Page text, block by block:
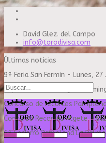
David Glez. del Campo
info@torodivisa.com
Últimas noticias
9ª Feria San Fermin - Lunes, 27
Capea Sanse Domingo
Concurso de recortes
Concurso Recortes Algete-
6º Encierro Pamplona La